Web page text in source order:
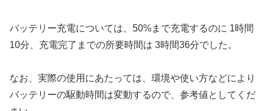
バッテリー充電については、50%まで充電するのに 1時間
10分、充電完了までの所要時間は 3時間36分でした。
なお、実際の使用にあたっては、環境や使い方などにより
バッテリーの駆動時間は変動するので、参考値としてくだ